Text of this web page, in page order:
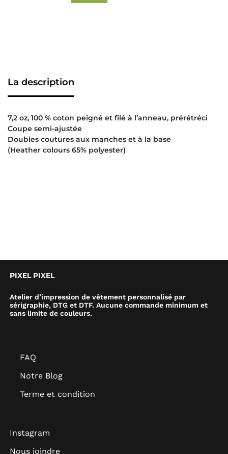
La description
7,2 oz, 100 % coton peigné et filé à l’anneau, prérétréci
Coupe semi-ajustée
Doubles coutures aux manches et à la base
(Heather colours 65% polyester)
PIXEL PIXEL
Atelier d’impression de vêtement personnalisé par
sérigraphie, DTG et DTF. Aucune commande minimum et
sans limite de couleurs.
FAQ
Notre Blog
Terme et condition
Instagram
Nous joindre